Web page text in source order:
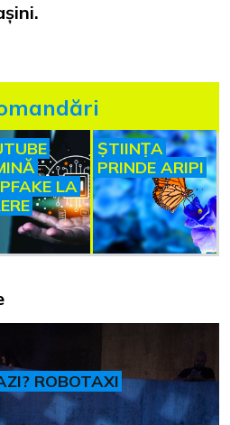
LA
ȘTIINȚA
PRINDE ARIPI
ROBOTAXI